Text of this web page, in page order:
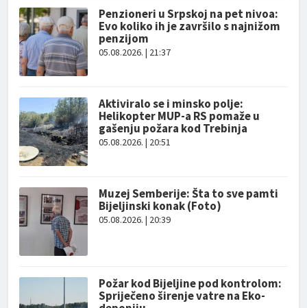
Penzioneri u Srpskoj na pet nivoa:
Evo koliko ih je završilo s najnižom
penzijom
05.08.2026. | 21:37
Aktiviralo se i minsko polje:
Helikopter MUP-a RS pomaže u
gašenju požara kod Trebinja
05.08.2026. | 20:51
Muzej Semberije: Šta to sve pamti
Bijeljinski konak (Foto)
05.08.2026. | 20:39
Požar kod Bijeljine pod kontrolom:
Spriječeno širenje vatre na Eko-